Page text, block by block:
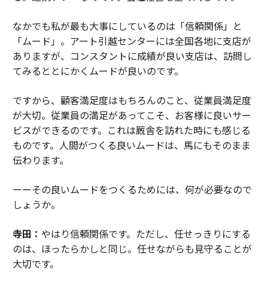
なかでも私が最も大事にしているのは「信頼関係」と
「ムード」。アート引越センターには全国各地に支店が
ありますが、コンスタントに成績が良い支店は、訪問し
てみるととにかくムードが良いのです。
ですから、顧客満足度はもちろんのこと、従業員満足度
が大切。従業員の満足があってこそ、お客様に良いサー
ビスができるのです。これは厩舎を訪れた時にも感じる
ものです。人間がつくる良いムードは、馬にもそのまま
伝わります。
ーーその良いムードをつくるためには、何が必要なので
しょうか。
寺田： やはり信頼関係です。ただし、任せっきりにする
のは、ほったらかしと同じ。任せながらも見守ることが
大切です。